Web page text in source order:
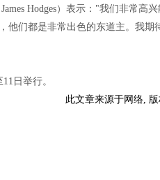
Hodges）表示："我们非常
他们都是非常出色的东道主。我
日举行。
此文章来源于网络,